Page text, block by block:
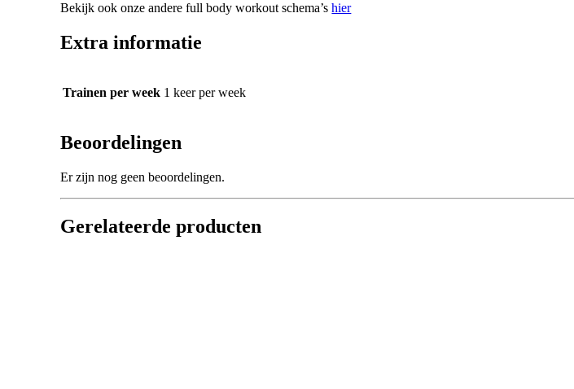
Bekijk ook onze andere full body workout schema’shier
Extra informatie
Trainen per week 1 keer per week
Beoordelingen
Er zijn nog geen beoordelingen.
Gerelateerde producten